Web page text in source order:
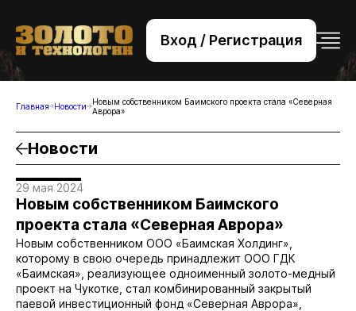
Вход / Регистрация
+7 (495) 221-76-32
bsv@zolteh.ru
Главная Новости
Новым собственником Баимского проекта стала «Северная
Аврора»
Новости
29 мая 2024
Новым собственником Баимского
проекта стала «Северная Аврора»
Новым собственником ООО «Баимская Холдинг»,
которому в свою очередь принадлежит ООО ГДК
«Баимская», реализующее одноименный золото-медный
проект на Чукотке, стал комбинированный закрытый
паевой инвестиционный фонд «Северная Аврора»,